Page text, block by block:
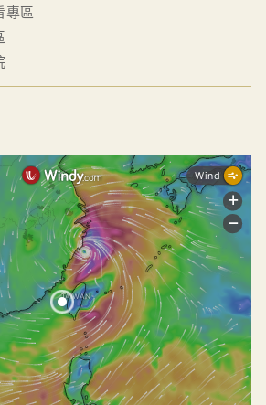
專區